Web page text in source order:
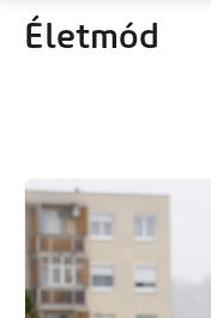
Életmód